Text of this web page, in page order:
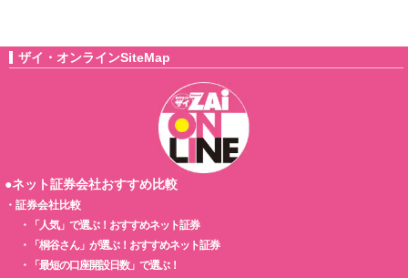
ザイ・オンラインSiteMap
●ネット証券会社おすすめ比較
・ 証券会社比較
・
「人気」で選ぶ！おすすめネット証券
・
「桐谷さん」が選ぶ！おすすめネット証券
・
「最短の口座開設日数」で選ぶ！